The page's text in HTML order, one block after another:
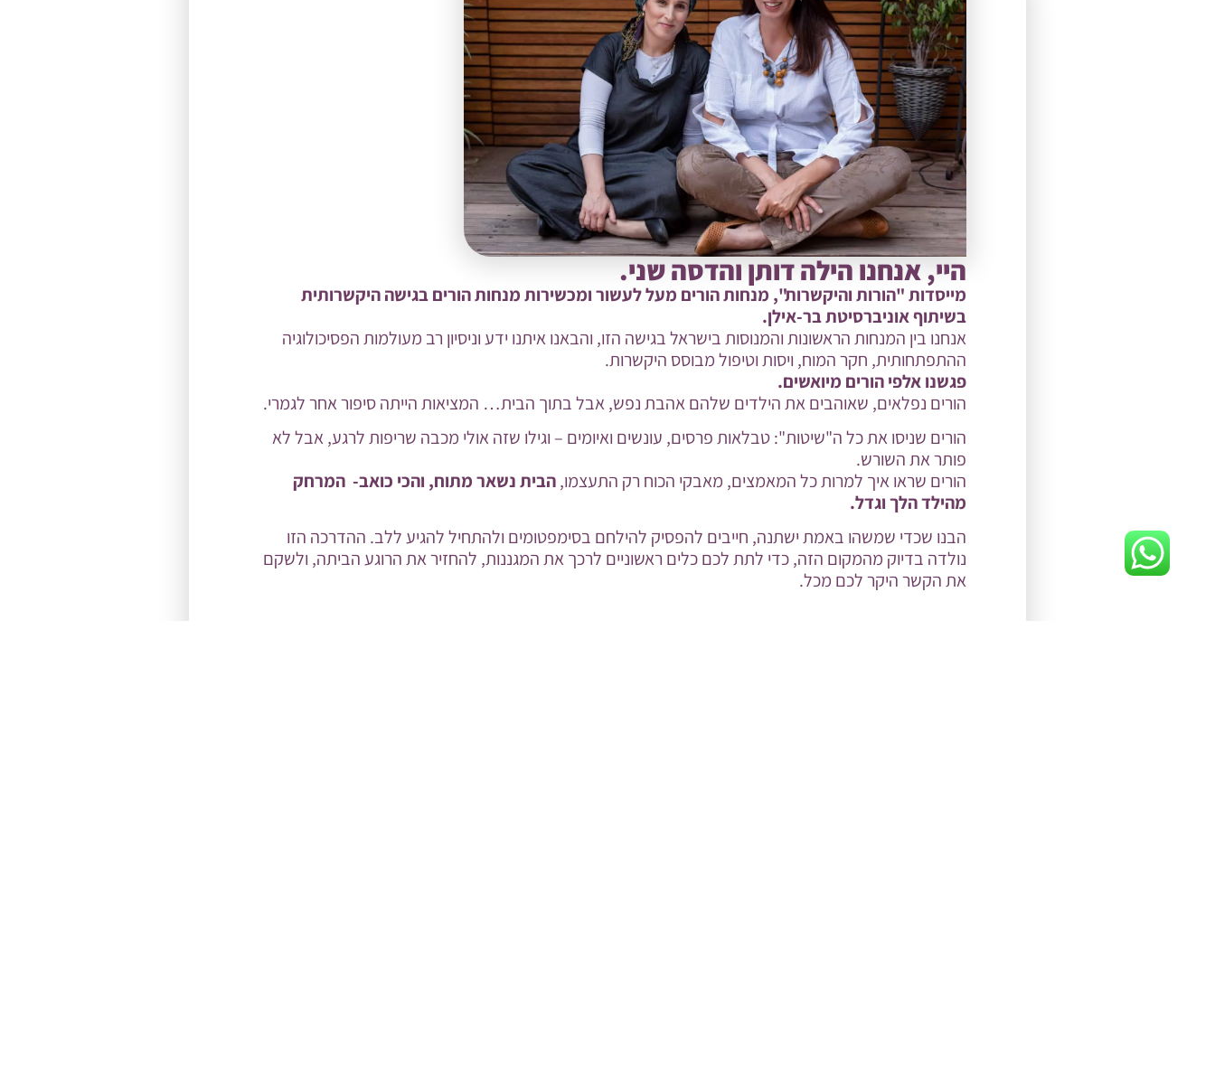
היי, אנחנו הילה דותן והדסה שני.
מייסדות "הורות והיקשרות", מנחות הורים מעל לעשור ומכשירות מנחות הורים בגישה היקשרותית
בשיתוף אוניברסיטת בר-אילן.
אנחנו בין המנחות הראשונות והמנוסות בישראל בגישה הזו, והבאנו איתנו ידע וניסיון רב מעולמות הפסיכולוגיה
ההתפתחותית, חקר המוח, ויסות וטיפול מבוסס היקשרות.
פגשנו אלפי הורים מיואשים.
הורים נפלאים, שאוהבים את הילדים שלהם אהבת נפש, אבל בתוך הבית… המציאות הייתה סיפור אחר לגמרי.
הורים שניסו את כל ה"שיטות": טבלאות פרסים, עונשים ואיומים – וגילו שזה אולי מכבה שריפות לרגע, אבל לא
פותר את השורש.
הורים שראו איך למרות כל המאמצים, מאבקי הכוח רק התעצמו,הבית נשאר מתוח, והכי כואב- המרחק
מהילד הלך וגדל.
הבנו שכדי שמשהו באמת ישתנה, חייבים להפסיק להילחם בסימפטומים ולהתחיל להגיע ללב. ההדרכה הזו
נולדה בדיוק מהמקום הזה, כדי לתת לכם כלים ראשוניים לרכך את המגננות, להחזיר את הרוגע הביתה, ולשקם
את הקשר היקר לכם מכל.